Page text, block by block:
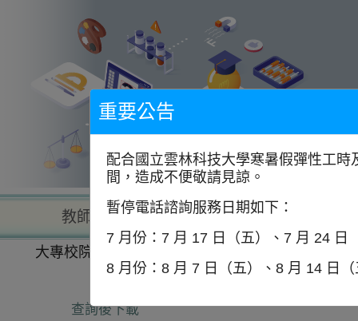
教師查詢 學校查詢
大專校院一覽表
查詢後下載
重要公告
配合國立雲林科技大學寒暑假彈性工
間，造成不便敬請見諒。
暫停電話諮詢服務日期如下：
7 月份：7 月 17 日（五）、7 月 24 日
8 月份：8 月 7 日（五）、8 月 14 日（